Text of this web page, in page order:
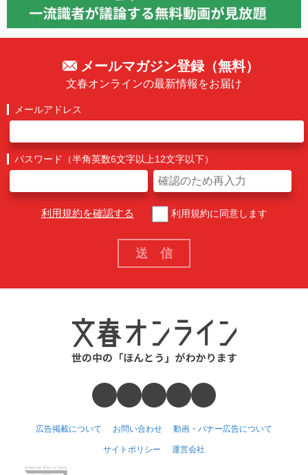
メールマガジン登録（無料）
文春オンラインの最新情報をお届け
メールアドレス
パスワード（半角英数6文字以上12文字以下）
利用規約を確認する 利用規約に同意します
広告掲載について お問い合わせ 動画・バナー広告について
サイトポリシー 運営会社